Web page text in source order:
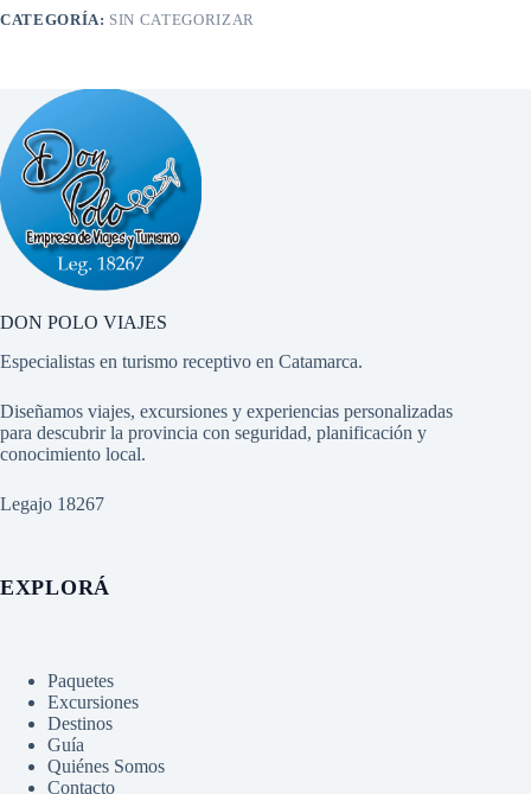
CATEGORÍA: SIN CATEGORIZAR
DON POLO VIAJES
Especialistas en turismo receptivo en Catamarca.
Diseñamos viajes, excursiones y experiencias personalizadas
para descubrir la provincia con seguridad, planificación y
conocimiento local.
Legajo 18267
EXPLORÁ
Paquetes
Excursiones
Destinos
Guía
Quiénes Somos
Contacto